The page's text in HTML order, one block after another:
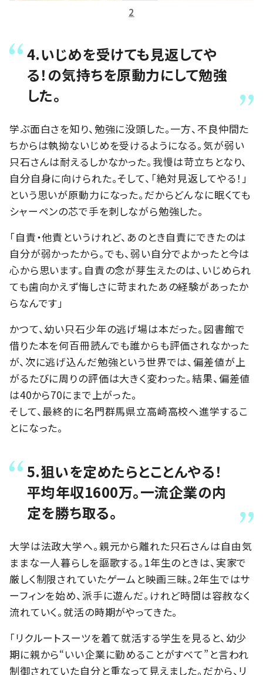
2
4.いじめを受けても見返してや
る！の気持ちを原動力にして勉強
した。
学ぶ面白さを知り、勉強に没頭した。一方、不良仲間た
ちからは執拗ないじめを受けるようになる。気が弱い
只石さんは耐えるしかなかった。我慢は苛立ちとなり、
自分自身に向けられた。そして、「絶対見返してやる！」
という思いが原動力になった。だからどんなに眠くても
シャーペンの芯で手を刺しながら勉強した。
「自責・他責というけれど、あのとき自責にできたのは
自分が弱かったから。でも、弱い自分でよかったと今は
心から思います。自責の念が芽生えたのは、いじめられ
ても歯向かえず悔しさに苛まれたあの経験があったか
らなんです」
かつて、幼い只石少年の逃げ場は本だった。図書館で
借りた本を何百冊読んでも誰からも評価されなかった
が、次に逃げ込んだ勉強という世界では、偏差値が上
がるたびに周りの評価は大きく変わった。結果、偏差値
は40から70にまで上がった。
そして、最終的に名門群馬県立高崎高校へ進学するこ
とになった。
5.狙いを定めたらとことんやる！
平均年収1600万。一流企業の内
定を勝ち取る。
大学は法政大学へ。親元から離れた只石さんは自由気
ままな一人暮らしを謳歌する。1年生のときは、実家で
厳しく制限されていたゲームと映画三昧。2年生ではサ
ーフィンを始め、派手に遊んだ。けれど時間は容赦なく
流れていく。就活の時期がやってきた。
「リクルートスーツを着て就活する学生を見ると、幼少
期に親から“いい企業に勤めることがすべて”と言われ
制御されていた自分と重なって見えました。だから、リ